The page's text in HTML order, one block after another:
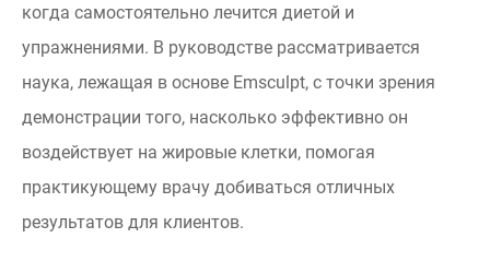
когда самостоятельно лечится диетой и
упражнениями. В руководстве рассматривается
наука, лежащая в основе Emsculpt, с точки зрения
демонстрации того, насколько эффективно он
воздействует на жировые клетки, помогая
практикующему врачу добиваться отличных
результатов для клиентов.